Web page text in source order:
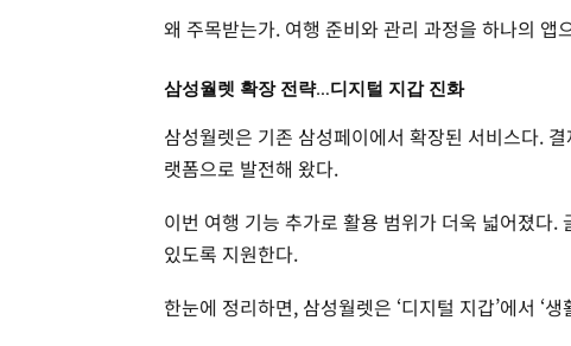
왜 주목받는가. 여행 준비와 관리 과정을 하나의 앱
삼성월렛 확장 전략…디지털 지갑 진화
삼성월렛은 기존 삼성페이에서 확장된 서비스다.
랫폼으로 발전해 왔다.
이번 여행 기능 추가로 활용 범위가 더욱 넓어졌다
있도록 지원한다.
한눈에 정리하면, 삼성월렛은 ‘디지털 지갑’에서 ‘